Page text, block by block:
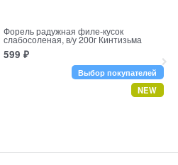
Форель радужная филе-кусок
слабосоленая, в/у 200г Кинтизьма
599 ₽
Выбор покупателей
NEW